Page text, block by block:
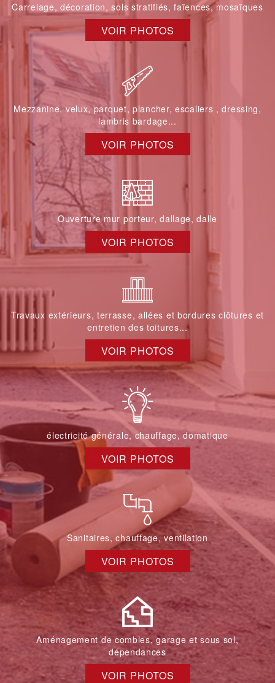
Carrelage, décoration, sols stratifiés, faïences, mosaïques
VOIR PHOTOS
Mezzanine, velux, parquet, plancher, escaliers , dressing,
lambris bardage...
VOIR PHOTOS
Ouverture mur porteur, dallage, dalle
VOIR PHOTOS
Travaux extérieurs, terrasse, allées et bordures clôtures et
entretien des toitures...
VOIR PHOTOS
électricité générale, chauffage, domatique
VOIR PHOTOS
Sanitaires, chauffage, ventilation
VOIR PHOTOS
Aménagement de combles, garage et sous sol,
dépendances
VOIR PHOTOS